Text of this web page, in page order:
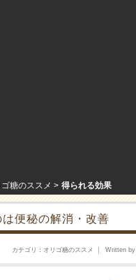
ゴ糖のススメ 得られる効果
便秘の解消・改善
Written by
カテゴリ オリゴ糖のススメ